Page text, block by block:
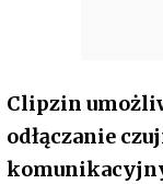
Clipzin
odłączanie